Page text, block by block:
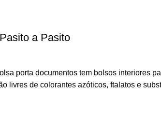
a Pasito
porta documentos tem bolsos interiores
livres de colorantes azóticos, ftalatos e